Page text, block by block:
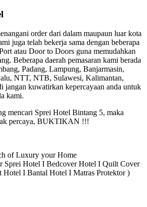
order dari dalam maupaun luar kota
juga telah bekerja sama dengan beberapa
atau Door to Doors guna memudahkan
Beberapa daerah pemasaran kami berada
Padang, Lampung, Banjarmasin,
NTT, NTB, Sulawesi, Kalimantan,
jangan kuwatirkan kepercayaan anda untuk
kami.
mencari Sprei Hotel Bintang 5, maka
percaya, BUKTIKAN !!!
of Luxury your Home
Sprei Hotel I Bedcover Hotel I Quilt Cover
Hotel I Bantal Hotel I Matras Protektor )